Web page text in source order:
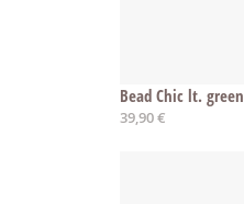
Bead Chic lt. green
39,90 €